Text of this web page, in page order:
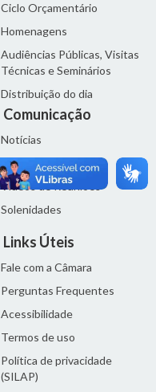
Ciclo Orçamentário
Homenagens
Audiências Públicas, Visitas
Técnicas e Seminários
Distribuição do dia
Comunicação
Notícias
Sala de Imprensa
Vídeos de Reuniões
Solenidades
Links Úteis
Fale com a Câmara
Perguntas Frequentes
Acessibilidade
Termos de uso
Política de privacidade
(SILAP)